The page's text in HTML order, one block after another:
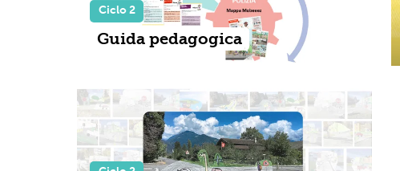
Ciclo 2
Guida pedagogica